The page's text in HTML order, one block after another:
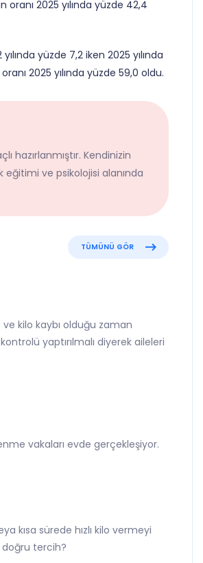
2025 yılında yüzde 42,4
yüzde 7,2 iken 2025 yılında
2025 yılında yüzde 59,0 oldu.
hazırlanmıştır. Kendinizin
ve psikolojisi alanında
TÜMÜNÜ GÖR
kilo kaybı olduğu zaman
yaptırılmalı diyerek aileleri
vakaları evde gerçekleşiyor.
kısa sürede hızlı kilo vermeyi
tercih?